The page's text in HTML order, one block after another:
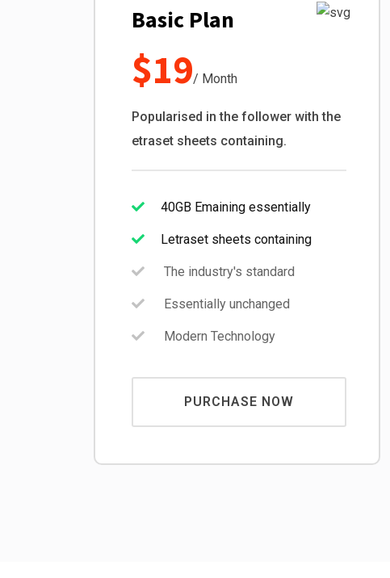
Basic Plan
$19/ Month
Popularised in the follower with the
etraset sheets containing.
40GB Emaining essentially
Letraset sheets containing
The industry's standard
Essentially unchanged
Modern Technology
PURCHASE NOW